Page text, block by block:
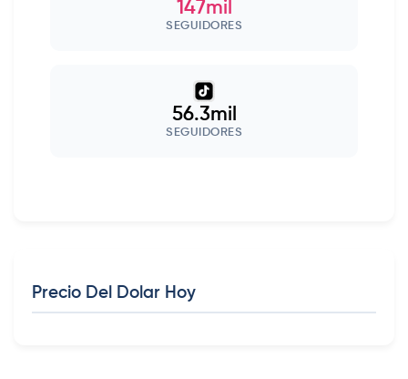
147mil
SEGUIDORES
56.3mil
SEGUIDORES
Precio Del Dolar Hoy